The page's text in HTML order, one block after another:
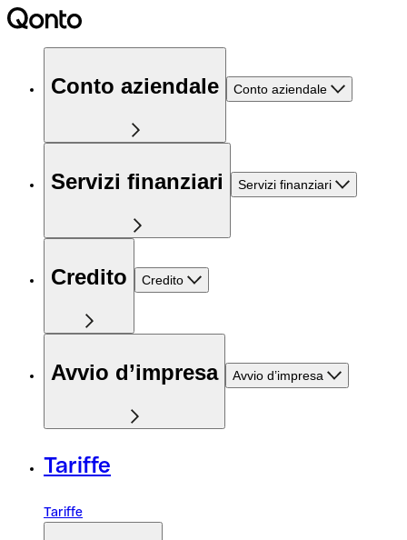
Conto aziendale Conto aziendale
Servizi finanziari Servizi finanziari
Credito Credito
Avvio d’impresa Avvio d’impresa
Tariffe
Tariffe